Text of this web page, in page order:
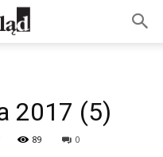
2017 (5)
89 0